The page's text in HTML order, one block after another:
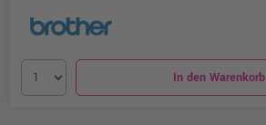
In den Warenkorb